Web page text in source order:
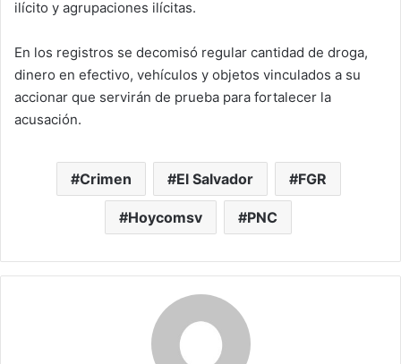
ilícito y agrupaciones ilícitas.
En los registros se decomisó regular cantidad de droga,
dinero en efectivo, vehículos y objetos vinculados a su
accionar que servirán de prueba para fortalecer la
acusación.
Crimen El Salvador FGR
Hoycomsv PNC